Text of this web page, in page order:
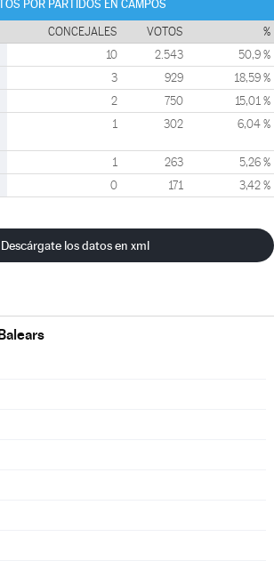
POR PARTIDOS EN CAMPOS
CONCEJALES VOTOS %
10 2.543 50,9 %
3 929 18,59 %
2 750 15,01 %
1 302 6,04 %
1 263 5,26 %
0 171 3,42 %
Descárgate los datos en xml